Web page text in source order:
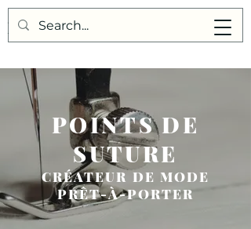
Points de Suture
POINTS DE
SUTURE
CRÉATEUR DE MODE
PRÊT-À-PORTER